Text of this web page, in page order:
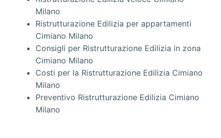
Milano
Ristrutturazione Edilizia per appartamenti
Cimiano Milano
Consigli per Ristrutturazione Edilizia in zona
Cimiano Milano
Costi per la Ristrutturazione Edilizia Cimiano
Milano
Preventivo Ristrutturazione Edilizia Cimiano
Milano